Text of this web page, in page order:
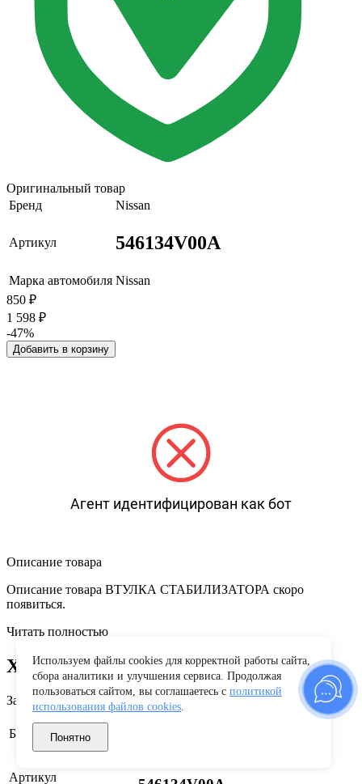
Оригинальный товар
Бренд
Nissan
Артикул 546134V00A
Марка автомобиля Nissan
850 ₽
1 598 ₽
-47%
Добавить в корзину
Агент идентифицирован как бот
Описание товара
Описание товара ВТУЛКА СТАБИЛИЗАТОРА скоро
появиться.
Читать полностью
Характеристики
Заводские данные
Бренд
Артикул
Используем файлы cookies для корректной работы сайта,
сбора аналитики и улучшения сервиса. Продолжая
пользоваться сайтом, вы соглашаетесь с политикой
использования файлов cookies.
Понятно